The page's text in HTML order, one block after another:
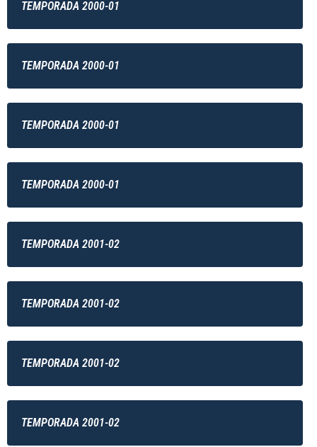
TEMPORADA 2000-01
TEMPORADA 2000-01
TEMPORADA 2000-01
TEMPORADA 2000-01
TEMPORADA 2001-02
TEMPORADA 2001-02
TEMPORADA 2001-02
TEMPORADA 2001-02